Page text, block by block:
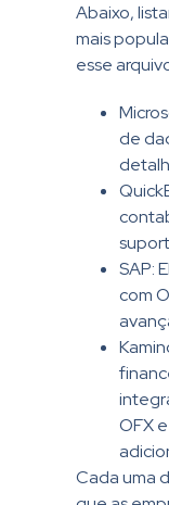
Abaixo,
mais
esse
de
SAP:
com
OFX
Cada uma